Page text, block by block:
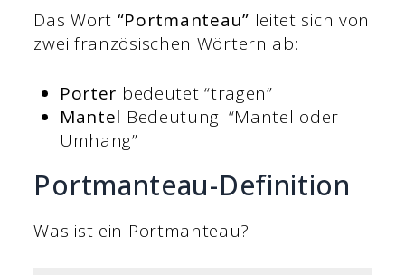
Das Wort “Portmanteau” leitet sich von
zwei französischen Wörtern ab:
Porter bedeutet “tragen”
Mantel Bedeutung: “Mantel oder
Umhang”
Portmanteau-Definition
Was ist ein Portmanteau?